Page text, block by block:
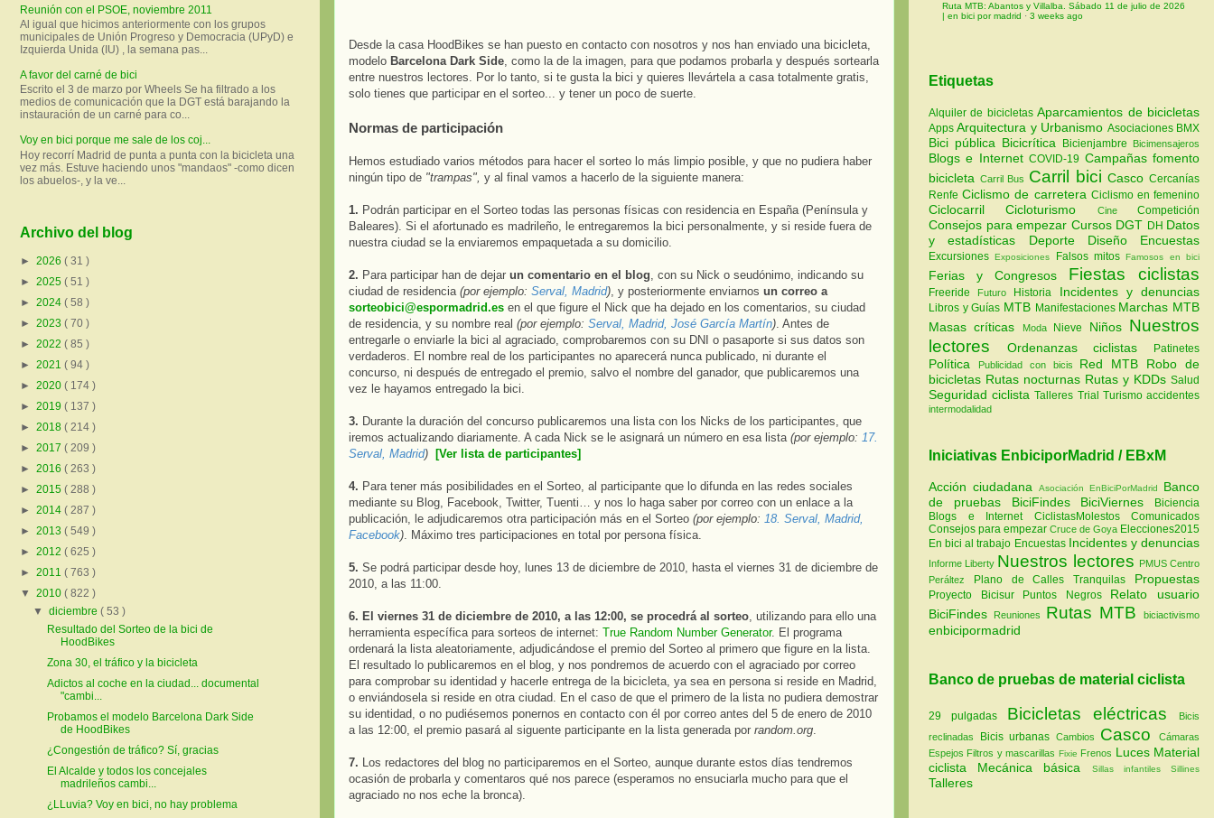
Desde la casa HoodBikes se han puesto en contacto con nosotros y nos han enviado una bicicleta,
modelo Barcelona Dark Side, como la de la imagen, para que podamos probarla y después sortearla
entre nuestros lectores. Por lo tanto, si te gusta la bici y quieres llevártela a casa totalmente gratis,
solo tienes que participar en el sorteo... y tener un poco de suerte.
Normas de participación
Hemos estudiado varios métodos para hacer el sorteo lo más limpio posible, y que no pudiera haber
ningún tipo de "trampas", y al final vamos a hacerlo de la siguiente manera:
1. Podrán participar en el Sorteo todas las personas físicas con residencia en España (Península y
Baleares). Si el afortunado es madrileño, le entregaremos la bici personalmente, y si reside fuera de
nuestra ciudad se la enviaremos empaquetada a su domicilio.
2. Para participar han de dejar un comentario en el blog, con su Nick o seudónimo, indicando su
ciudad de residencia (por ejemplo: Serval, Madrid), y posteriormente enviarnos un correo a
sorteobici@espormadrid.es en el que figure el Nick que ha dejado en los comentarios, su ciudad
de residencia, y su nombre real (por ejemplo: Serval, Madrid, José García Martín). Antes de
entregarle o enviarle la bici al agraciado, comprobaremos con su DNI o pasaporte si sus datos son
verdaderos. El nombre real de los participantes no aparecerá nunca publicado, ni durante el
concurso, ni después de entregado el premio, salvo el nombre del ganador, que publicaremos una
vez le hayamos entregado la bici.
3. Durante la duración del concurso publicaremos una lista con los Nicks de los participantes, que
iremos actualizando diariamente. A cada Nick se le asignará un número en esa lista (por ejemplo: 17.
Serval, Madrid) [Ver lista de participantes]
4. Para tener más posibilidades en el Sorteo, al participante que lo difunda en las redes sociales
mediante su Blog, Facebook, Twitter, Tuenti… y nos lo haga saber por correo con un enlace a la
publicación, le adjudicaremos otra participación más en el Sorteo (por ejemplo: 18. Serval, Madrid,
Facebook). Máximo tres participaciones en total por persona física.
5. Se podrá participar desde hoy, lunes 13 de diciembre de 2010, hasta el viernes 31 de diciembre de
2010, a las 11:00.
6. El viernes 31 de diciembre de 2010, a las 12:00, se procedrá al sorteo, utilizando para ello una
herramienta específica para sorteos de internet: True Random Number Generator. El programa
ordenará la lista aleatoriamente, adjudicándose el premio del Sorteo al primero que figure en la lista.
El resultado lo publicaremos en el blog, y nos pondremos de acuerdo con el agraciado por correo
para comprobar su identidad y hacerle entrega de la bicicleta, ya sea en persona si reside en Madrid,
o enviándosela si reside en otra ciudad. En el caso de que el primero de la lista no pudiera demostrar
su identidad, o no pudiésemos ponernos en contacto con él por correo antes del 5 de enero de 2010
a las 12:00, el premio pasará al siguente participante en la lista generada por random.org.
7. Los redactores del blog no participaremos en el Sorteo, aunque durante estos días tendremos
ocasión de probarla y comentaros qué nos parece (esperamos no ensuciarla mucho para que el
agraciado no nos eche la bronca).
Reunión con el PSOE, noviembre 2011
Al igual que hicimos anteriormente con los grupos
municipales de Unión Progreso y Democracia (UPyD) e
Izquierda Unida (IU) , la semana pas...
A favor del carné de bici
Escrito el 3 de marzo por Wheels Se ha filtrado a los
medios de comunicación que la DGT está barajando la
instauración de un carné para co...
Voy en bici porque me sale de los coj...
Hoy recorrí Madrid de punta a punta con la bicicleta una
vez más. Estuve haciendo unos "mandaos" -como dicen
los abuelos-, y la ve...
Archivo del blog
► 2026 ( 31 )
► 2025 ( 51 )
► 2024 ( 58 )
► 2023 ( 70 )
► 2022 ( 85 )
► 2021 ( 94 )
► 2020 ( 174 )
► 2019 ( 137 )
► 2018 ( 214 )
► 2017 ( 209 )
► 2016 ( 263 )
► 2015 ( 288 )
► 2014 ( 287 )
► 2013 ( 549 )
► 2012 ( 625 )
► 2011 ( 763 )
▼ 2010 ( 822 )
▼diciembre( 53 )
Resultado del Sorteo de la bici de
HoodBikes
Zona 30, el tráfico y la bicicleta
Adictos al coche en la ciudad... documental
"cambi...
Probamos el modelo Barcelona Dark Side
de HoodBikes
¿Congestión de tráfico? Sí, gracias
El Alcalde y todos los concejales
madrileños cambi...
¿LLuvia? Voy en bici, no hay problema
Ruta MTB: Abantos y Villalba. Sábado 11 de julio de 2026
| en bici por madrid · 3 weeks ago
Etiquetas
Alquiler de bicicletasAparcamientos de bicicletas
AppsArquitectura y Urbanismo Asociaciones BMX
Bici pública Bicicrítica Bicienjambre Bicimensajeros
Blogs e InternetCOVID-19 Campañas fomento
bicicleta Carril Bus Carril biciCascoCercanías
RenfeCiclismo de carretera Ciclismo en femenino
CiclocarrilCicloturismo CineCompetición
Consejos para empezar Cursos DGT DH Datos
y estadísticas Deporte Diseño Encuestas
ExcursionesExposiciones Falsos mitosFamosos en bici
Ferias y Congresos Fiestas ciclistas
Freeride Futuro Historia Incidentes y denuncias
Libros y Guías MTB Manifestaciones Marchas MTB
Masas críticas
Moda Nieve Niños Nuestros
lectores
Ordenanzas ciclistas Patinetes
Política Publicidad con bicis Red MTB Robo de
bicicletas Rutas nocturnas Rutas y KDDs Salud
Seguridad ciclistaTalleres Trial Turismoaccidentes
intermodalidad
Iniciativas EnbiciporMadrid / EBxM
Acción ciudadana Asociación EnBiciPorMadrid
Banco
de pruebas
BiciFindes BiciViernes
Biciencia
Blogs e Internet
CiclistasMolestos
Comunicados
Consejos para empezar Cruce de Goya Elecciones2015
En bici al trabajo Encuestas Incidentes y denuncias
Informe Liberty Nuestros lectores
PMUS Centro
Peráltez
Plano de Calles Tranquilas Propuestas
Proyecto Bicisur Puntos Negros
Relato usuario
BiciFindes
Reuniones Rutas MTB biciactivismo
enbicipormadrid
Banco de pruebas de material ciclista
29 pulgadas Bicicletas eléctricas
Bicis
reclinadas
Bicis urbanas Cambios Casco
Cámaras
Espejos Filtros y mascarillas Fixie Frenos Luces Material
ciclista
Mecánica básica Sillas infantiles Sillines
Talleres